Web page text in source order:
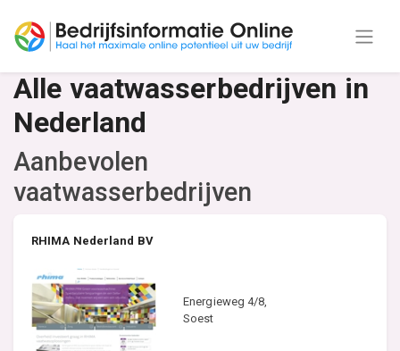
Alle vaatwasserbedrijven in
Nederland
Aanbevolen
vaatwasserbedrijven
RHIMA Nederland BV
Energieweg 4/8,
Soest